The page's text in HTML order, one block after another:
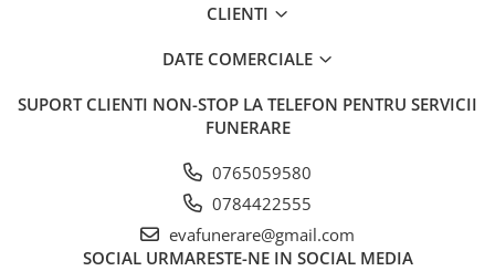
CLIENTI
DATE COMERCIALE
SUPORT CLIENTI NON-STOP LA TELEFON PENTRU SERVICII
FUNERARE
0765059580
0784422555
evafunerare@gmail.com
SOCIAL URMARESTE-NE IN SOCIAL MEDIA